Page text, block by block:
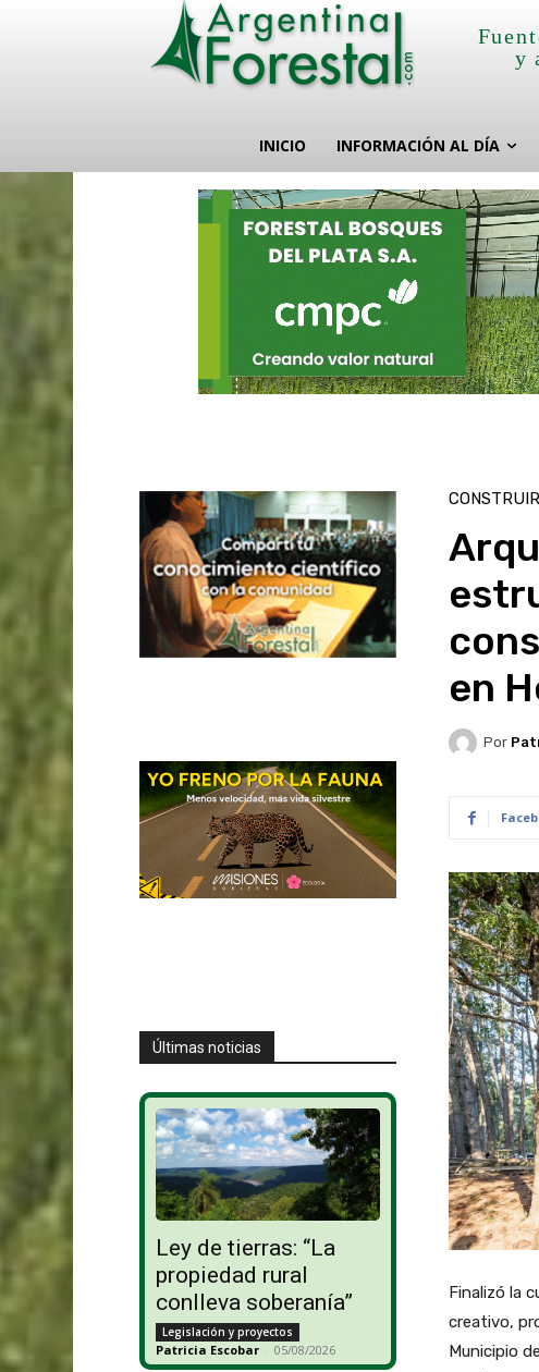
y
INICIO INFORMACIÓN AL DÍA
Últimas noticias
Ley de tierras: “La
propiedad rural
conlleva soberanía”
Legislación y proyectos
Patricia Escobar - 05/08/2026
en
Por
Finalizó la
creativo,
Municipio